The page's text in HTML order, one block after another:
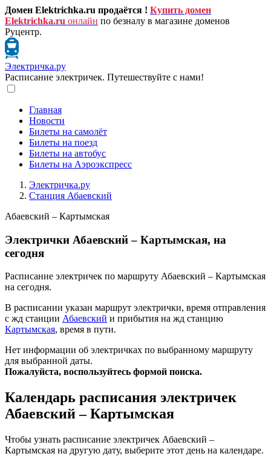
Домен Elektrichka.ru продаётся ! Купить домен
Elektrichka.ru онлайн по безналу в магазине доменов
Руцентр.
Электричка.ру
Расписание электричек. Путешествуйте с нами!
Главная
Новости
Билеты на самолёт
Билеты на поезд
Билеты на автобус
Билеты на Аэроэкспресс
Электричка.ру
Станция Абаевский
Абаевский – Картымская
Электрички Абаевский – Картымская, на
сегодня
Расписание электричек по маршруту Абаевский – Картымская
на сегодня.
В расписании указан маршрут электрички, время отправления
с жд станции Абаевский и прибытия на жд станцию
Картымская, время в пути.
Нет информации об электричках по выбранному маршруту
для выбранной даты.
Пожалуйста, воспользуйтесь формой поиска.
Календарь расписания электричек
Абаевский – Картымская
Чтобы узнать расписание электричек Абаевский –
Картымская на другую дату, выберите этот день на календаре.